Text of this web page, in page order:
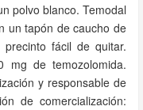
polvo blanco. Temodal
un tapón de caucho de
fácil de quitar.
mg de temozolomida.
y responsable de
de comercialización: